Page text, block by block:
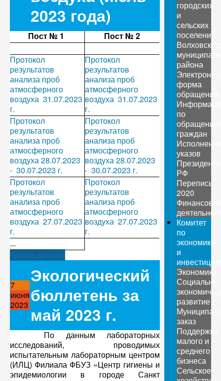
2023 года)
Пост № 1 Пост № 2
Протокол
результатов
анализа проб
атмосферного
воздуха 31.07.2023
г.
Протокол
результатов
анализа проб
атмосферного
воздуха 31.07.2023
г.
Протокол
результатов
анализа проб
атмосферного
воздуха 28.07.2023
- 30.07.2023 г.
Протокол
результатов
анализа проб
атмосферного
воздуха 28.07.2023
- 30.07.2023 г.
Протокол
результатов
анализа проб
атмосферного
воздуха 27.07.2023
г.
Протокол
результатов
анализа проб
атмосферного
воздуха 27.07.2023
г.
...
Читать дальше
7
июня
2023
Экологический
бюллетень за
май 2023 г.
По данным лабораторных
исследований, проводимых
испытательным лабораторным центром
(ИЛЦ) Филиала ФБУЗ «Центр гигиены и
эпидемиологии в городе Санкт
городских
и
сельских
поселений
района
форма
обращений
по
граждан
указов
Президента
РФ
Перепись
2020
Комитет
по
экономике
и
Экономика
Социально-
развитие
заказ
Поддержка
малого и
среднего
бизнеса
Сельское